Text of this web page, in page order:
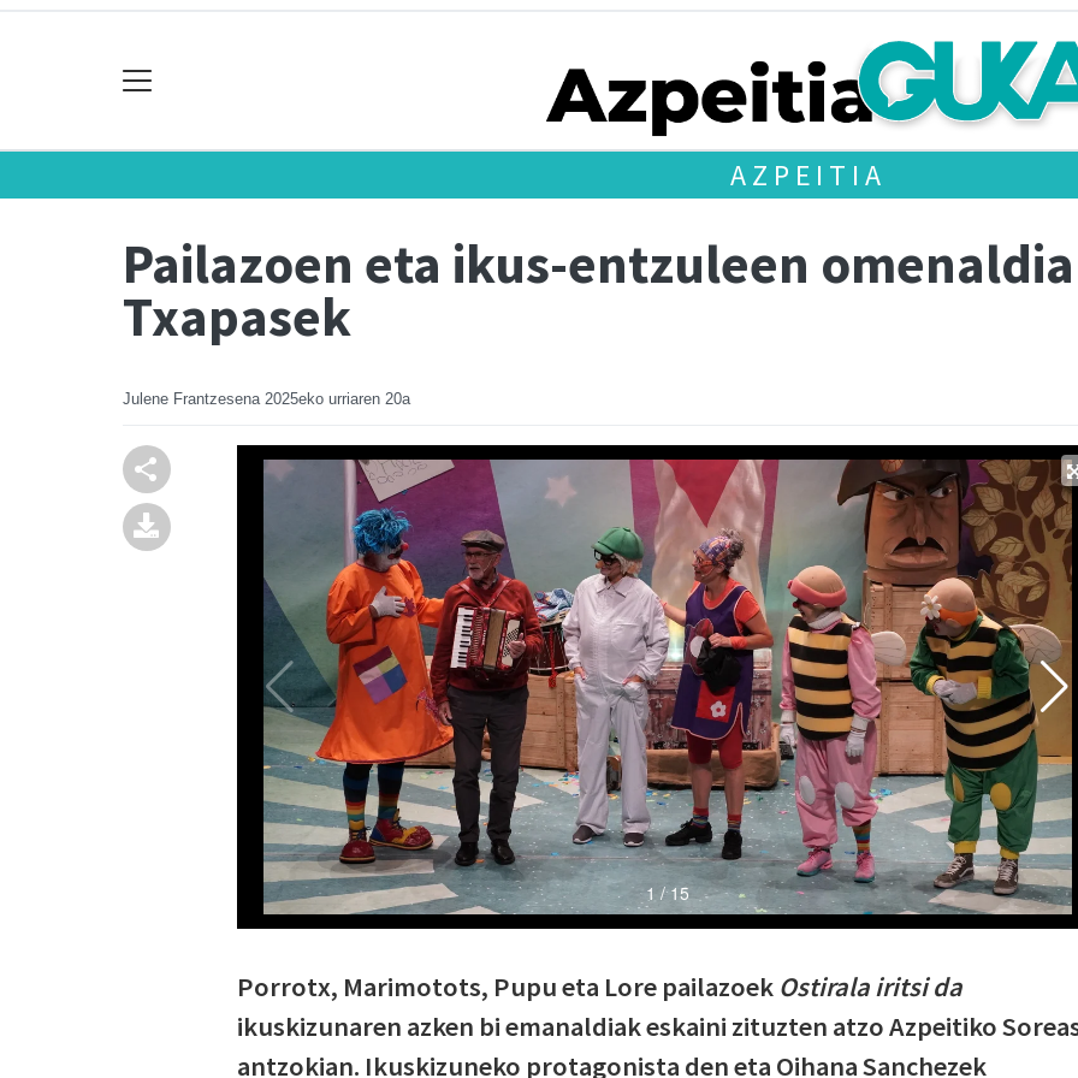
AZPEITIA
Pailazoen eta ikus-entzuleen
Txapasek
Julene Frantzesena 2025eko urriaren 20a
Porrotx, Marimotots, Pupu eta Lore pailazoek Ostirala iritsi da
ikuskizunaren azken bi emanaldiak eskaini zituzten atzo Azpeitiko
antzokian. Ikuskizuneko protagonista den eta Oihana Sanchezek